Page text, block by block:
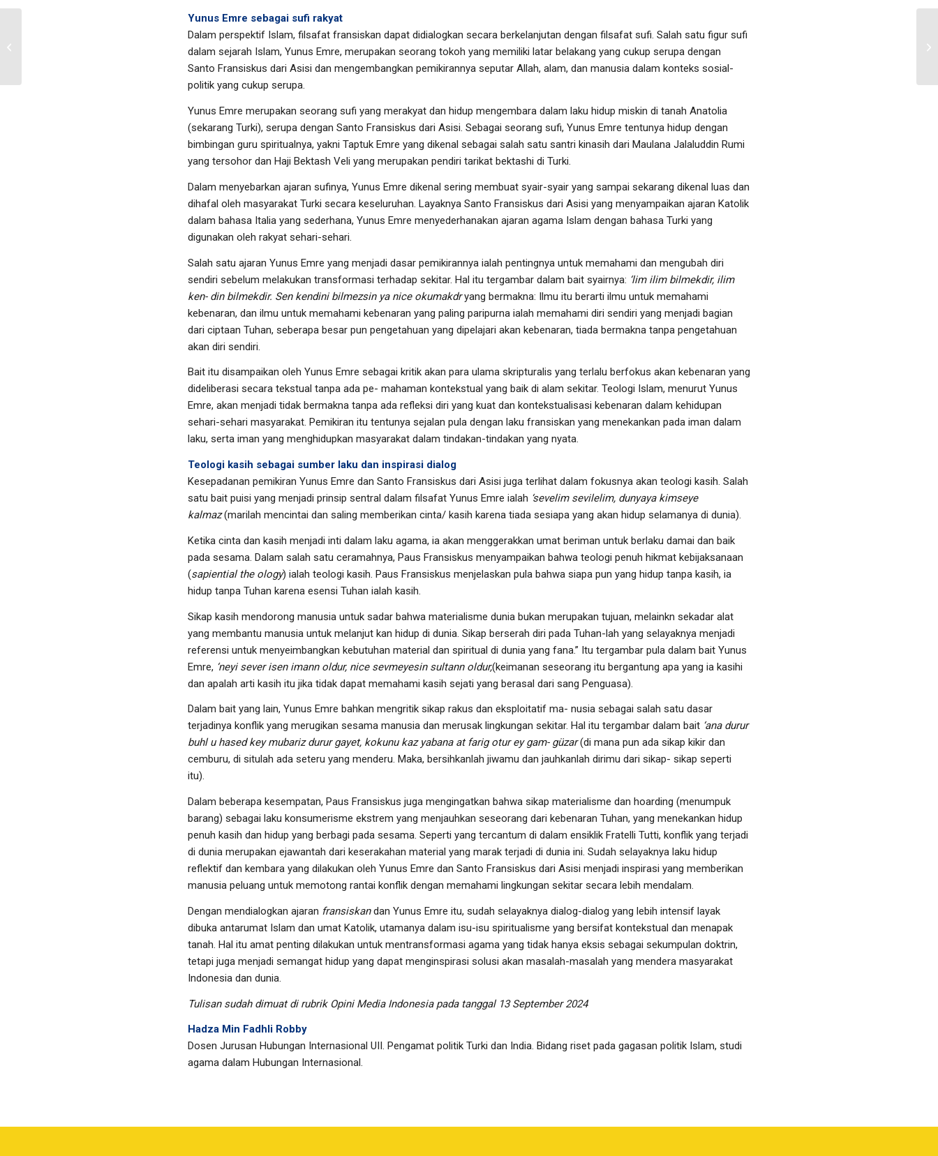
Yunus Emre sebagai sufi rakyat
Dalam perspektif Islam, filsafat fransiskan dapat didialogkan secara berkelanjutan dengan filsafat sufi. Salah satu figur sufi
dalam sejarah Islam, Yunus Emre, merupakan seorang tokoh yang memiliki latar belakang yang cukup serupa dengan
Santo Fransiskus dari Asisi dan mengembangkan pemikirannya seputar Allah, alam, dan manusia dalam konteks sosial-
politik yang cukup serupa.
Yunus Emre merupakan seorang sufi yang merakyat dan hidup mengembara dalam laku hidup miskin di tanah Anatolia
(sekarang Turki), serupa dengan Santo Fransiskus dari Asisi. Sebagai seorang sufi, Yunus Emre tentunya hidup dengan
bimbingan guru spiritualnya, yakni Taptuk Emre yang dikenal sebagai salah satu santri kinasih dari Maulana Jalaluddin Rumi
yang tersohor dan Haji Bektash Veli yang merupakan pendiri tarikat bektashi di Turki.
Dalam menyebarkan ajaran sufinya, Yunus Emre dikenal sering membuat syair-syair yang sampai sekarang dikenal luas dan
dihafal oleh masyarakat Turki secara keseluruhan. Layaknya Santo Fransiskus dari Asisi yang menyampaikan ajaran Katolik
dalam bahasa Italia yang sederhana, Yunus Emre menyederhanakan ajaran agama Islam dengan bahasa Turki yang
digunakan oleh rakyat sehari-sehari.
Salah satu ajaran Yunus Emre yang menjadi dasar pemikirannya ialah pentingnya untuk memahami dan mengubah diri
sendiri sebelum melakukan transformasi terhadap sekitar. Hal itu tergambar dalam bait syairnya: ‘lim ilim bilmekdir, ilim
ken- din bilmekdir. Sen kendini bilmezsin ya nice okumakdryang bermakna: Ilmu itu berarti ilmu untuk memahami
kebenaran, dan ilmu untuk memahami kebenaran yang paling paripurna ialah memahami diri sendiri yang menjadi bagian
dari ciptaan Tuhan, seberapa besar pun pengetahuan yang dipelajari akan kebenaran, tiada bermakna tanpa pengetahuan
akan diri sendiri.
Bait itu disampaikan oleh Yunus Emre sebagai kritik akan para ulama skripturalis yang terlalu berfokus akan kebenaran yang
dideliberasi secara tekstual tanpa ada pe- mahaman kontekstual yang baik di alam sekitar. Teologi Islam, menurut Yunus
Emre, akan menjadi tidak bermakna tanpa ada refleksi diri yang kuat dan kontekstualisasi kebenaran dalam kehidupan
sehari-sehari masyarakat. Pemikiran itu tentunya sejalan pula dengan laku fransiskan yang menekankan pada iman dalam
laku, serta iman yang menghidupkan masyarakat dalam tindakan-tindakan yang nyata.
Teologi kasih sebagai sumber laku dan inspirasi dialog
Kesepadanan pemikiran Yunus Emre dan Santo Fransiskus dari Asisi juga terlihat dalam fokusnya akan teologi kasih. Salah
satu bait puisi yang menjadi prinsip sentral dalam filsafat Yunus Emre ialah ‘sevelim sevilelim, dunyaya kimseye
kalmaz(marilah mencintai dan saling memberikan cinta/ kasih karena tiada sesiapa yang akan hidup selamanya di dunia).
Ketika cinta dan kasih menjadi inti dalam laku agama, ia akan menggerakkan umat beriman untuk berlaku damai dan baik
pada sesama. Dalam salah satu ceramahnya, Paus Fransiskus menyampaikan bahwa teologi penuh hikmat kebijaksanaan
(sapiential the ology) ialah teologi kasih. Paus Fransiskus menjelaskan pula bahwa siapa pun yang hidup tanpa kasih, ia
hidup tanpa Tuhan karena esensi Tuhan ialah kasih.
Sikap kasih mendorong manusia untuk sadar bahwa materialisme dunia bukan merupakan tujuan, melainkn sekadar alat
yang membantu manusia untuk melanjut kan hidup di dunia. Sikap berserah diri pada Tuhan-lah yang selayaknya menjadi
referensi untuk menyeimbangkan kebutuhan material dan spiritual di dunia yang fana.” Itu tergambar pula dalam bait Yunus
Emre, ‘neyi sever isen imann oldur, nice sevmeyesin sultann oldur,(keimanan seseorang itu bergantung apa yang ia kasihi
dan apalah arti kasih itu jika tidak dapat memahami kasih sejati yang berasal dari sang Penguasa).
Dalam bait yang lain, Yunus Emre bahkan mengritik sikap rakus dan eksploitatif ma- nusia sebagai salah satu dasar
terjadinya konflik yang merugikan sesama manusia dan merusak lingkungan sekitar. Hal itu tergambar dalam bait ‘ana durur
buhl u hased key mubariz durur gayet, kokunu kaz yabana at farig otur ey gam- güzar(di mana pun ada sikap kikir dan
cemburu, di situlah ada seteru yang menderu. Maka, bersihkanlah jiwamu dan jauhkanlah dirimu dari sikap- sikap seperti
itu).
Dalam beberapa kesempatan, Paus Fransiskus juga mengingatkan bahwa sikap materialisme dan hoarding (menumpuk
barang) sebagai laku konsumerisme ekstrem yang menjauhkan seseorang dari kebenaran Tuhan, yang menekankan hidup
penuh kasih dan hidup yang berbagi pada sesama. Seperti yang tercantum di dalam ensiklik Fratelli Tutti, konflik yang terjadi
di dunia merupakan ejawantah dari keserakahan material yang marak terjadi di dunia ini. Sudah selayaknya laku hidup
reflektif dan kembara yang dilakukan oleh Yunus Emre dan Santo Fransiskus dari Asisi menjadi inspirasi yang memberikan
manusia peluang untuk memotong rantai konflik dengan memahami lingkungan sekitar secara lebih mendalam.
Dengan mendialogkan ajaran fransiskandan Yunus Emre itu, sudah selayaknya dialog-dialog yang lebih intensif layak
dibuka antarumat Islam dan umat Katolik, utamanya dalam isu-isu spiritualisme yang bersifat kontekstual dan menapak
tanah. Hal itu amat penting dilakukan untuk mentransformasi agama yang tidak hanya eksis sebagai sekumpulan doktrin,
tetapi juga menjadi semangat hidup yang dapat menginspirasi solusi akan masalah-masalah yang mendera masyarakat
Indonesia dan dunia.
Tulisan sudah dimuat di rubrik Opini Media Indonesia pada tanggal 13 September 2024
Hadza Min Fadhli Robby
Dosen Jurusan Hubungan Internasional UII. Pengamat politik Turki dan India. Bidang riset pada gagasan politik Islam, studi
agama dalam Hubungan Internasional.